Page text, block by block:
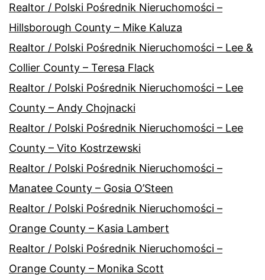
Realtor / Polski Pośrednik Nieruchomości –
Hillsborough County – Mike Kaluza
Realtor / Polski Pośrednik Nieruchomości – Lee &
Collier County – Teresa Flack
Realtor / Polski Pośrednik Nieruchomości – Lee
County – Andy Chojnacki
Realtor / Polski Pośrednik Nieruchomości – Lee
County – Vito Kostrzewski
Realtor / Polski Pośrednik Nieruchomości –
Manatee County – Gosia O’Steen
Realtor / Polski Pośrednik Nieruchomości –
Orange County – Kasia Lambert
Realtor / Polski Pośrednik Nieruchomości –
Orange County – Monika Scott